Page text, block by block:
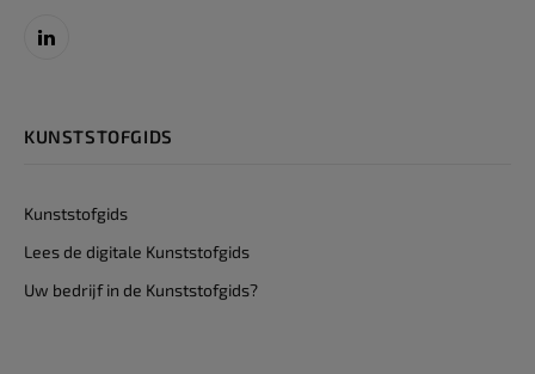
LinkedIn
KUNSTSTOFGIDS
Kunststofgids
Lees de digitale Kunststofgids
Uw bedrijf in de Kunststofgids?